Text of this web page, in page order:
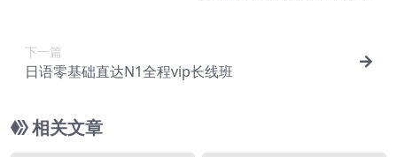
下一篇
日语零基础直达N1全程vip长线班
相关文章